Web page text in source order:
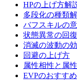
HPの上げ方解
多段化の種類
バフスキルの
状態異常の回
消滅の波動の
回避の上げ方
属性相性と属
EVPのおすす